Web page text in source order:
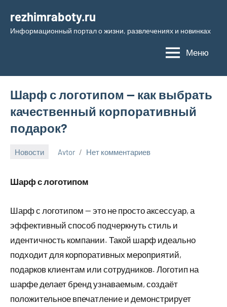
содержимому
rezhimraboty.ru
Информационный портал о жизни, развлечениях и новинках
Меню
Шарф с логотипом — как выбрать
качественный корпоративный
подарок?
Новости
2025
Avtor Нет комментариев
Шарф с логотипом
Шарф с логотипом — это не просто аксессуар, а
эффективный способ подчеркнуть стиль и
идентичность компании. Такой шарф идеально
подходит для корпоративных мероприятий,
подарков клиентам или сотрудников. Логотип на
шарфе делает бренд узнаваемым, создаёт
положительное впечатление и демонстрирует